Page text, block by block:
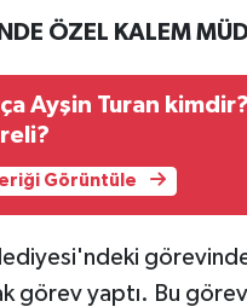
ÖZEL KALEM
Ayşin Turan
Görüntüle
görev yaptı. Bu görev